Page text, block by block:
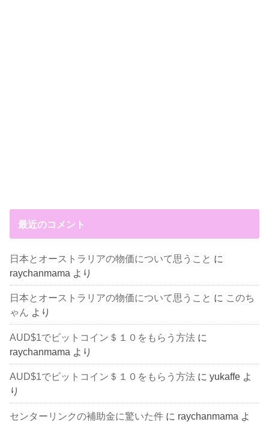
最近のコメント
日本とオーストラリアの物価について思うこと に
raychanmama より
日本とオーストラリアの物価について思うこと に このち
ゃん より
AUD$1でビットコイン＄１０をもらう方法 に
raychanmama より
AUD$1でビットコイン＄１０をもらう方法 にyukaffe よ
り
センターリンクの補助金に驚いた件 に raychanmama よ